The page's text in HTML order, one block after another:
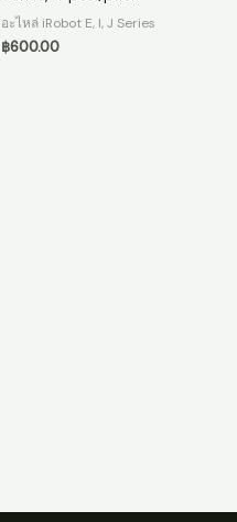
อะไหล่ iRobot E, I, J Series
฿600.00